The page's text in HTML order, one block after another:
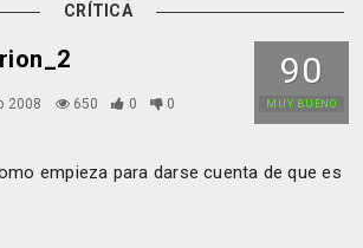
CRÍTICA
90
MUY BUENO
2008 650 0 0
empieza para darse cuenta de que es